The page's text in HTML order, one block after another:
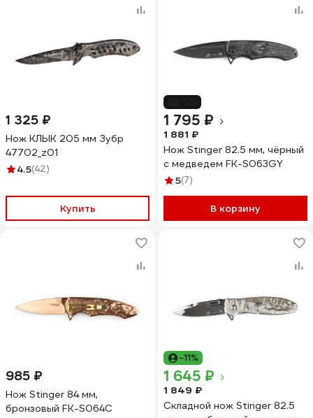
1 325 ₽
Нож КЛЫК 205 мм Зубр
47702_z01
4.5(42)
Купить
1 795 ₽
1 881 ₽
Нож Stinger 82.5 мм, чёрный
с медведем FK-S063GY
5(7)
В корзину
985 ₽
Нож Stinger 84 мм,
бронзовый FK-S064C
-11%
1 645 ₽
1 849 ₽
Складной нож Stinger 82.5